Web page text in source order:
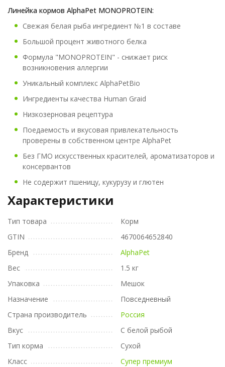
Линейка кормов AlphaPet MONOPROTEIN:
Свежая белая рыба ингредиент №1 в составе
Большой процент животного белка
Формула "MONOPROTEIN" - снижает риск
возникновения аллергии
Уникальный комплекс AlphaPetBio
Ингредиенты качества Human Graid
Низкозерновая рецептура
Поедаемость и вкусовая привлекательность
проверены в собственном центре AlphaPet
Без ГМО искусственных красителей, ароматизаторов и
консервантов
Не содержит пшеницу, кукурузу и глютен
Характеристики
Тип товара
Корм
GTIN
4670064652840
Бренд
AlphaPet
Вес
1.5 кг
Упаковка
Мешок
Назначение
Повседневный
Страна производитель
Россия
Вкус
С белой рыбой
Тип корма
Сухой
Класс
Супер премиум